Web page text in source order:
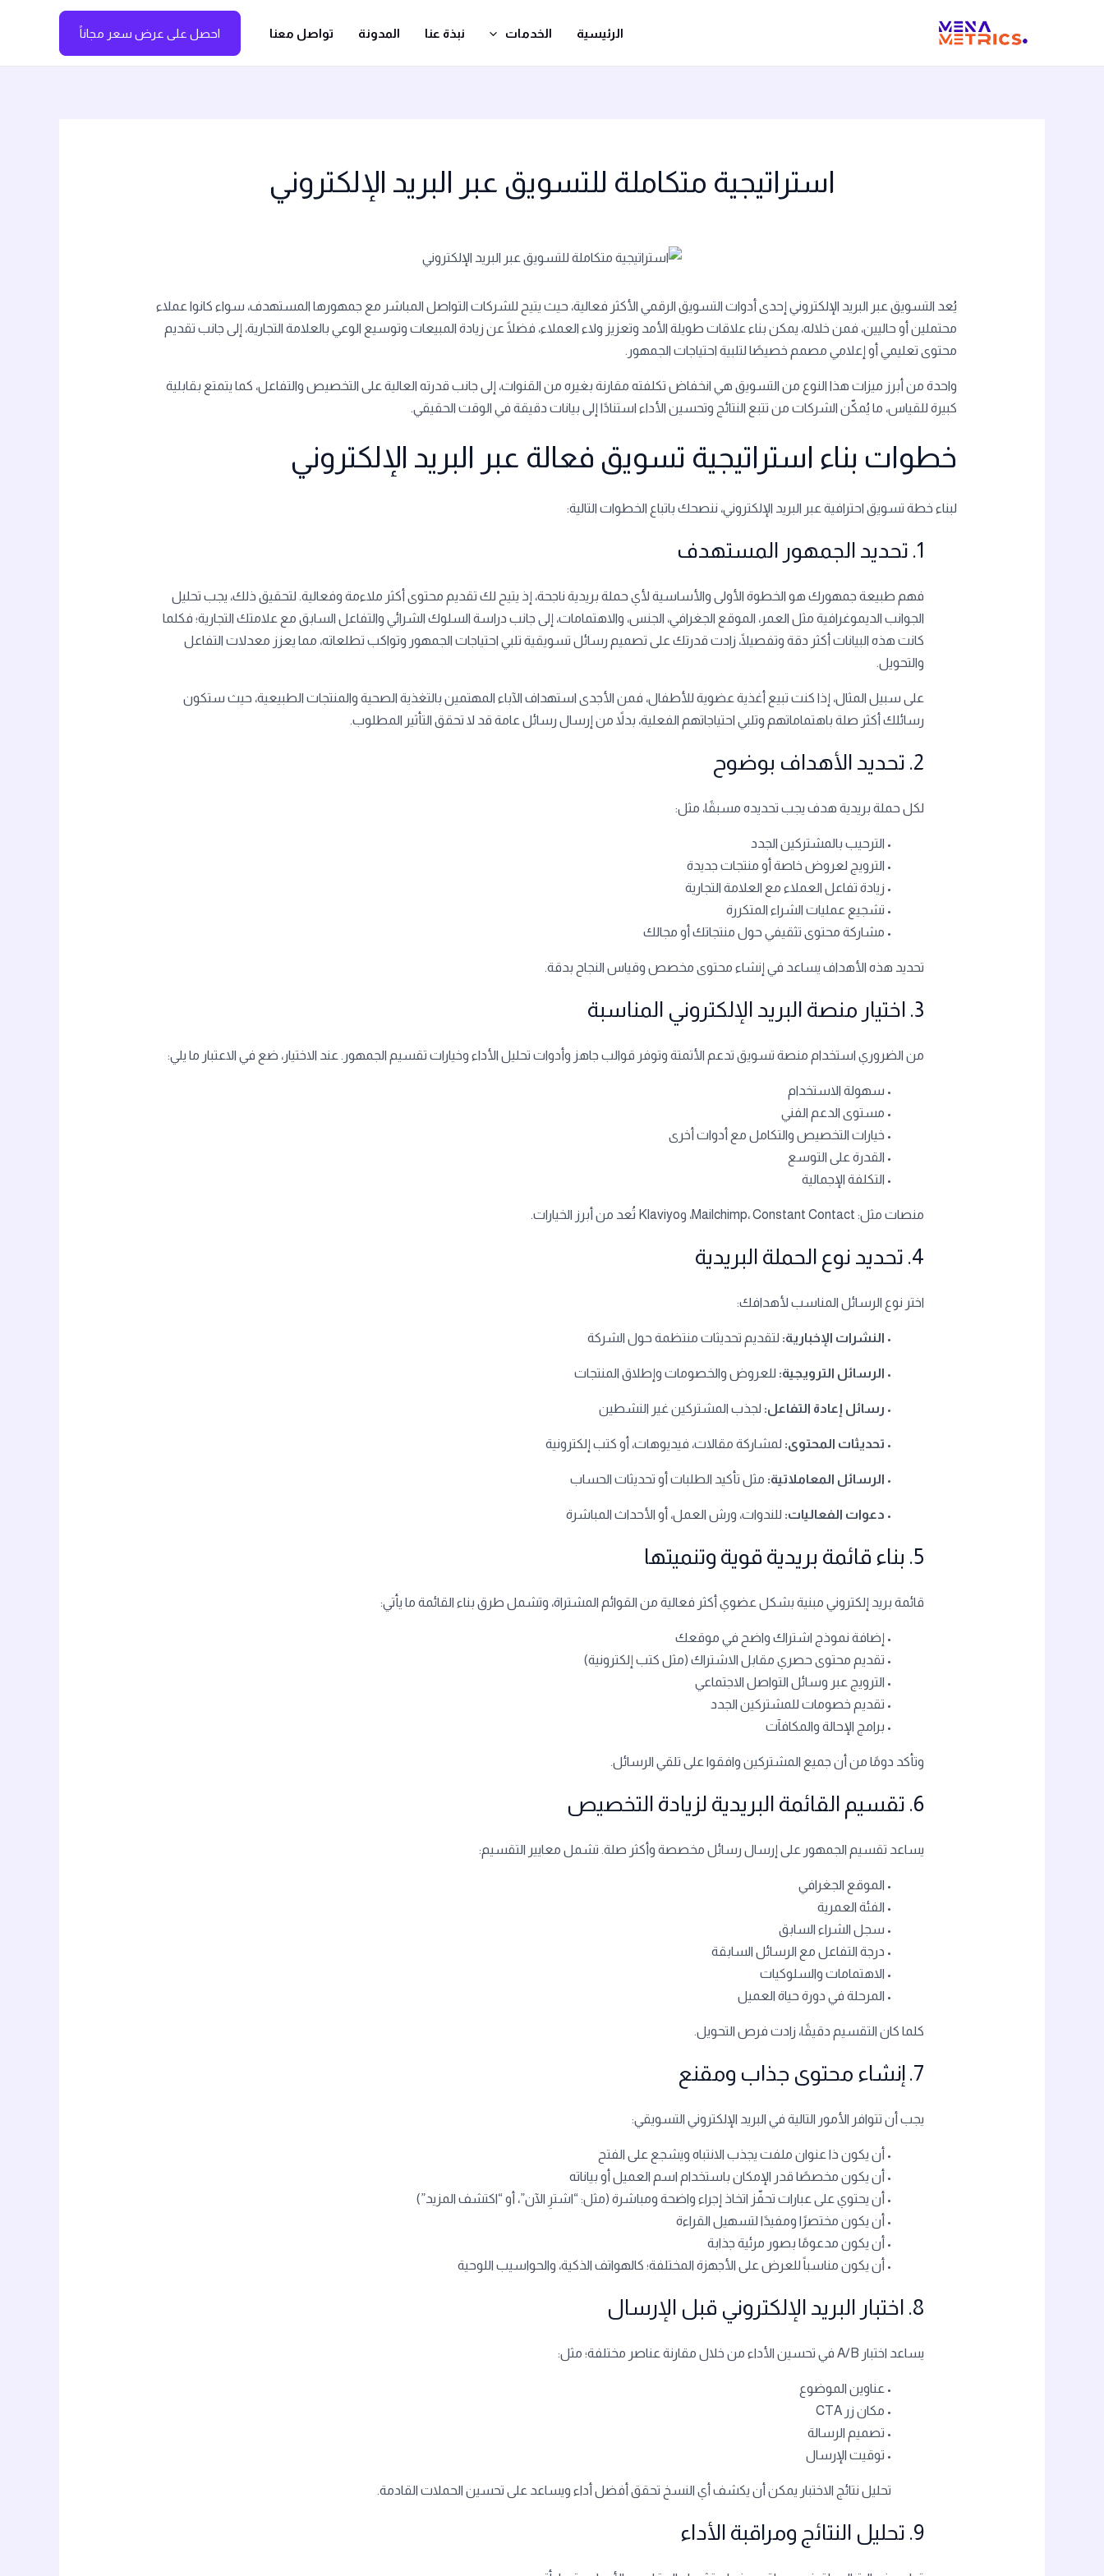
الرئيسية الخدمات نبذة عنا المدونة تواصل معنا احصل على عرض سعر مجاناً
استراتيجية متكاملة للتسويق عبر البريد الإلكتروني
يُعد التسويق عبر البريد الإلكتروني إحدى أدوات التسويق الرقمي الأكثر فعالية، حيث يتيح للشركات التواصل المباشر مع جمهورها المستهدف، سواء كانوا عملاء
محتملين أو حاليين، فمن خلاله، يمكن بناء علاقات طويلة الأمد وتعزيز ولاء العملاء، فضلًا عن زيادة المبيعات وتوسيع الوعي بالعلامة التجارية، إلى جانب تقديم
محتوى تعليمي أو إعلامي مصمم خصيصًا لتلبية احتياجات الجمهور.
واحدة من أبرز ميزات هذا النوع من التسويق هي انخفاض تكلفته مقارنة بغيره من القنوات، إلى جانب قدرته العالية على التخصيص والتفاعل، كما يتمتع بقابلية
كبيرة للقياس، ما يُمكّن الشركات من تتبع النتائج وتحسين الأداء استنادًا إلى بيانات دقيقة في الوقت الحقيقي.
خطوات بناء استراتيجية تسويق فعالة عبر البريد الإلكتروني
لبناء خطة تسويق احترافية عبر البريد الإلكتروني، ننصحك باتباع الخطوات التالية:
1. تحديد الجمهور المستهدف
فهم طبيعة جمهورك هو الخطوة الأولى والأساسية لأي حملة بريدية ناجحة، إذ يتيح لك تقديم محتوى أكثر ملاءمة وفعالية. لتحقيق ذلك، يجب تحليل
الجوانب الديموغرافية مثل العمر، الموقع الجغرافي، الجنس، والاهتمامات، إلى جانب دراسة السلوك الشرائي والتفاعل السابق مع علامتك التجارية؛ فكلما
كانت هذه البيانات أكثر دقة وتفصيلًا، زادت قدرتك على تصميم رسائل تسويقية تلبي احتياجات الجمهور وتواكب تطلعاته، مما يعزز معدلات التفاعل
والتحويل.
على سبيل المثال، إذا كنت تبيع أغذية عضوية للأطفال، فمن الأجدى استهداف الآباء المهتمين بالتغذية الصحية والمنتجات الطبيعية، حيث ستكون
رسائلك أكثر صلة باهتماماتهم وتلبي احتياجاتهم الفعلية، بدلاً من إرسال رسائل عامة قد لا تحقق التأثير المطلوب.
2. تحديد الأهداف بوضوح
لكل حملة بريدية هدف يجب تحديده مسبقًا، مثل:
• الترحيب بالمشتركين الجدد
• الترويج لعروض خاصة أو منتجات جديدة
• زيادة تفاعل العملاء مع العلامة التجارية
• تشجيع عمليات الشراء المتكررة
• مشاركة محتوى تثقيفي حول منتجاتك أو مجالك
تحديد هذه الأهداف يساعد في إنشاء محتوى مخصص وقياس النجاح بدقة.
3. اختيار منصة البريد الإلكتروني المناسبة
من الضروري استخدام منصة تسويق تدعم الأتمتة وتوفر قوالب جاهز وأدوات تحليل الأداء وخيارات تقسيم الجمهور. عند الاختيار، ضع في الاعتبار ما يلي:
• سهولة الاستخدام
• مستوى الدعم الفني
• خيارات التخصيص والتكامل مع أدوات أخرى
• القدرة على التوسع
• التكلفة الإجمالية
منصات مثل: Mailchimp، Constant Contact، وKlaviyo تُعد من أبرز الخيارات.
4. تحديد نوع الحملة البريدية
اختر نوع الرسائل المناسب لأهدافك:
• النشرات الإخبارية: لتقديم تحديثات منتظمة حول الشركة
• الرسائل الترويجية: للعروض والخصومات وإطلاق المنتجات
• رسائل إعادة التفاعل: لجذب المشتركين غير النشطين
• تحديثات المحتوى: لمشاركة مقالات، فيديوهات، أو كتب إلكترونية
• الرسائل المعاملاتية: مثل تأكيد الطلبات أو تحديثات الحساب
• دعوات الفعاليات: للندوات، ورش العمل، أو الأحداث المباشرة
5. بناء قائمة بريدية قوية وتنميتها
قائمة بريد إلكتروني مبنية بشكل عضوي أكثر فعالية من القوائم المشتراة، وتشمل طرق بناء القائمة ما يأتي:
• إضافة نموذج اشتراك واضح في موقعك
• تقديم محتوى حصري مقابل الاشتراك (مثل كتب إلكترونية)
• الترويج عبر وسائل التواصل الاجتماعي
• تقديم خصومات للمشتركين الجدد
• برامج الإحالة والمكافآت
وتأكد دومًا من أن جميع المشتركين وافقوا على تلقي الرسائل.
6. تقسيم القائمة البريدية لزيادة التخصيص
يساعد تقسيم الجمهور على إرسال رسائل مخصصة وأكثر صلة. تشمل معايير التقسيم:
• الموقع الجغرافي
• الفئة العمرية
• سجل الشراء السابق
• درجة التفاعل مع الرسائل السابقة
• الاهتمامات والسلوكيات
• المرحلة في دورة حياة العميل
كلما كان التقسيم دقيقًا، زادت فرص التحويل.
7. إنشاء محتوى جذاب ومقنع
يجب أن تتوافر الأمور التالية في البريد الإلكتروني التسويقي:
• أن يكون ذا عنوان ملفت يجذب الانتباه ويشجع على الفتح
• أن يكون مخصصًا قدر الإمكان باستخدام اسم العميل أو بياناته
• أن يحتوي على عبارات تحفّز اتخاذ إجراء واضحة ومباشرة (مثل: “اشترِ الآن”، أو “اكتشف المزيد”)
• أن يكون مختصرًا ومفيدًا لتسهيل القراءة
• أن يكون مدعومًا بصور مرئية جذابة
• أن يكون مناسباً للعرض على الأجهزة المختلفة؛ كالهواتف الذكية، والحواسيب اللوحية
8. اختبار البريد الإلكتروني قبل الإرسال
يساعد اختبار A/B في تحسين الأداء من خلال مقارنة عناصر مختلفة؛ مثل:
• عناوين الموضوع
• مكان زر CTA
• تصميم الرسالة
• توقيت الإرسال
تحليل نتائج الاختبار يمكن أن يكشف أي النسخ تحقق أفضل أداء ويساعد على تحسين الحملات القادمة.
9. تحليل النتائج ومراقبة الأداء